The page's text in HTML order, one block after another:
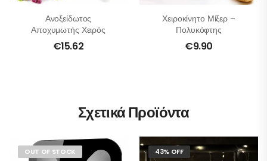
Ανοξείδωτος
Αποχυμωτής Χειρός
€15.62
Χειροκίνητο Μίξερ –
Πολυκόφτης
€9.90
Σχετικά Προϊόντα
OUT OF STOCK 43% OFF